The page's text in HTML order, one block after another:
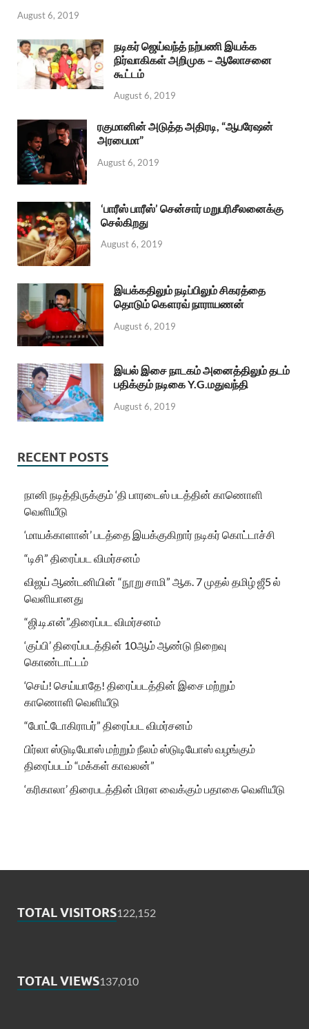
August 6, 2019
நடிகர் ஜெய்வந்த் நற்பணி இயக்க
நிர்வாகிகள் அறிமுக – ஆலோசனை
கூட்டம்
August 6, 2019
ரகுமானின் அடுத்த அதிரடி, “ஆபரேஷன்
அரபைமா”
August 6, 2019
‘பாரீஸ் பாரீஸ்’ சென்சார் மறுபரிசீலனைக்கு
செல்கிறது
August 6, 2019
இயக்கதிலும் நடிப்பிலும் சிகரத்தை
தொடும் கௌரவ் நாராயணன்
August 6, 2019
இயல் இசை நாடகம் அனைத்திலும் தடம்
பதிக்கும் நடிகை Y.G.மதுவந்தி
August 6, 2019
RECENT POSTS
நானி நடித்திருக்கும் ‘தி பாரடைஸ் படத்தின் காணொளி
வெளியீடு
‘மாயக்காளான்’ படத்தை இயக்குகிறார் நடிகர் கொட்டாச்சி
“டிசி” திரைப்பட விமர்சனம்
விஜய் ஆண்டனியின் “நூறு சாமி” ஆக. 7 முதல் தமிழ் ஜீ5 ல்
வெளியானது
“ஜி.டி.என்”.திரைப்பட விமர்சனம்
‘குப்பி’ திரைப்படத்தின் 10ஆம் ஆண்டு நிறைவு
கொண்டாட்டம்
‘செய்! செய்யாதே! திரைப்படத்தின் இசை மற்றும்
காணொளி வெளியீடு
“போட்டோகிராபர்” திரைப்பட விமர்சனம்
பிர்லா ஸ்டுடியோஸ் மற்றும் நீலம் ஸ்டுடியோஸ் வழங்கும்
திரைப்படம் “மக்கள் காவலன்”
‘கரிகாலா’ திரைபடத்தின் மிரள வைக்கும் பதாகை வெளியீடு
TOTAL VISITORS122,152
TOTAL VIEWS137,010